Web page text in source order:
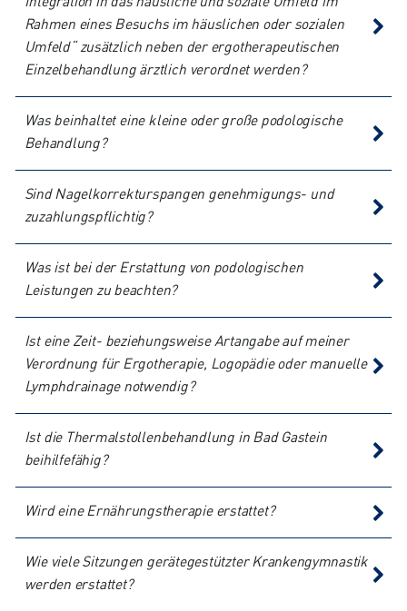
Rahmen eines Besuchs im häuslichen oder sozialen
Umfeld“ zusätzlich neben der ergotherapeutischen
Einzelbehandlung ärztlich verordnet werden?
Was beinhaltet eine kleine oder große podologische
Behandlung?
Sind Nagelkorrekturspangen genehmigungs- und
zuzahlungspflichtig?
Was ist bei der Erstattung von podologischen
Leistungen zu beachten?
Ist eine Zeit- beziehungsweise Artangabe auf meiner
Verordnung für Ergotherapie, Logopädie oder manuelle
Lymphdrainage notwendig?
Ist die Thermalstollenbehandlung in Bad Gastein
beihilfefähig?
Wird eine Ernährungstherapie erstattet?
Wie viele Sitzungen gerätegestützter Krankengymnastik
werden erstattet?